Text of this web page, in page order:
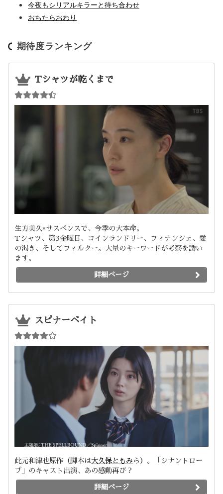
今夜もシリアルキラーと待ち合わせ
おちたらおわり
期待度ランキング
Tシャツが乾くまで
生方美久×サスペンスで、今季の大本命。
Tシャツ、第3金曜日、コインランドリー、フィナンシェ、愛
の渇き、そしてフィルター。大量のキーワードが考察を誘い
ます。
詳細ページ
スピナーベイト
此元和津也原作（脚本は大久保ともみ ら）。「シナントロー
プ」のキャスト出演、あの感動再び？
詳細ページ